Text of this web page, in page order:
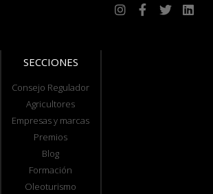
SECCIONES
Consejo Regulador
Agricultores
Empresas y marcas
Premios
Blog
Formación
Oleoturismo